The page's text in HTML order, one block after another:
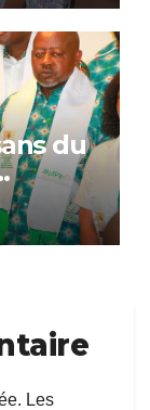
du
Les